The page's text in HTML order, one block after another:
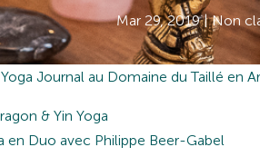
Mar 29, 2019|Non
Journal au Domaine du Taillé en
& Yin Yoga
en Duo avec Philippe Beer-Gabel